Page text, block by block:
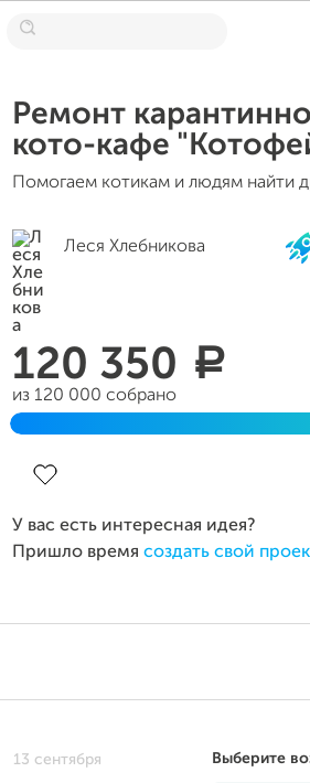
Ремонт
кото-кафе
Помогаем котикам и людям найти
Леся Хлебникова
120 350 a
из 120 000 собрано
У вас есть интересная идея?
Пришло время создать свой
Выберите
13 сентября